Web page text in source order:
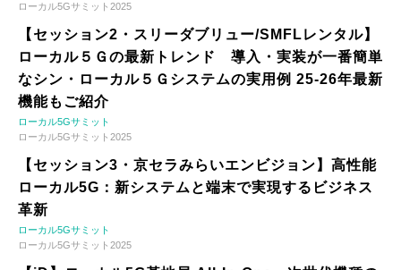
ローカル5Gサミット2025
【セッション2・スリーダブリュー/SMFLレンタル】
ローカル５Ｇの最新トレンド 導入・実装が一番簡単
なシン・ローカル５Ｇシステムの実用例 25-26年最新
機能もご紹介
ローカル5Gサミット
ローカル5Gサミット2025
【セッション3・京セラみらいエンビジョン】高性能
ローカル5G：新システムと端末で実現するビジネス
革新
ローカル5Gサミット
ローカル5Gサミット2025